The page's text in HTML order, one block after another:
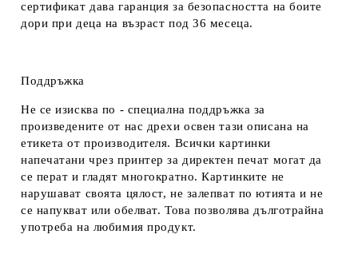
сертификат дава гаранция за безопасността на боите
дори при деца на възраст под 36 месеца.
Поддръжка
Не се изисква по - специална поддръжка за
произведените от нас дрехи освен тази описана на
етикета от производителя. Всички картинки
напечатани чрез принтер за директен печат могат да
се перат и гладят многократно. Картинките не
нарушават своята цялост, не залепват по ютията и не
се напукват или обелват. Това позволява дълготрайна
употреба на любимия продукт.